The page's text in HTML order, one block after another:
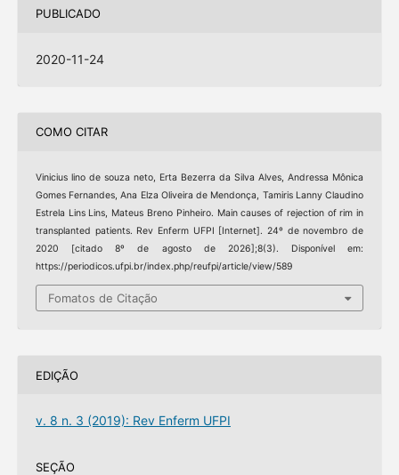
PUBLICADO
2020-11-24
COMO CITAR
Vinicius lino de souza neto, Erta Bezerra da Silva Alves, Andressa Mônica
Gomes Fernandes, Ana Elza Oliveira de Mendonça, Tamiris Lanny Claudino
Estrela Lins Lins, Mateus Breno Pinheiro. Main causes of rejection of rim in
transplanted patients. Rev Enferm UFPI [Internet]. 24º de novembro de
2020 [citado 8º de agosto de 2026];8(3). Disponível em:
https://periodicos.ufpi.br/index.php/reufpi/article/view/589
Fomatos de Citação
EDIÇÃO
v. 8 n. 3 (2019): Rev Enferm UFPI
SEÇÃO